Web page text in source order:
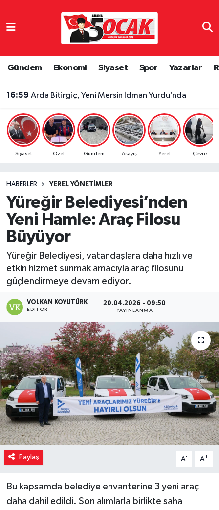
Gündem Ekonomi Siyaset Spor Yazarlar
16:59 Arda Bitirgiç, Yeni Mersin İdman Yurdu’nda
Siyaset Özel Gündem Asayiş Yerel Çevre
HABERLER YEREL YÖNETIMLER
Yüreğir Belediyesi’nden
Yeni Hamle: Araç Filosu
Büyüyor
Yüreğir Belediyesi, vatandaşlara daha hızlı ve
etkin hizmet sunmak amacıyla araç filosunu
güçlendirmeye devam ediyor.
VOLKAN KOYUTÜRK
EDITÖR
20.04.2026 - 09:50
YAYINLANMA
Paylaş A- A+
Bu kapsamda belediye envanterine 3 yeni araç
daha dahil edildi. Son alımlarla birlikte saha
Dünya
Eğitim
Gündem
Haber Reklam
Magazin
Özel
Resmi İlanlar
Sağlık
Siyaset
Spor
Yaşam
Yerel Yönetimler
Yurttan
Adana Nöbetçi Eczaneler
Adana Trafik Yoğunluk Haritası
Süper Lig Puan Durumu ve Fikstür
Son Dakika Haberleri
Haber Arşivi